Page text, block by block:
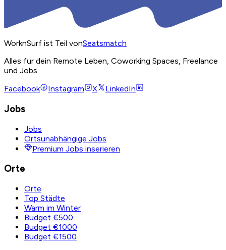
WorknSurf ist Teil vonSeatsmatch
Alles für dein Remote Leben, Coworking Spaces, Freelance
und Jobs.
Facebook
Instagram X LinkedIn
Jobs
Jobs
Ortsunabhängige Jobs
Premium Jobs inserieren
Orte
Orte
Top Städte
Warm im Winter
Budget €500
Budget €1000
Budget €1500